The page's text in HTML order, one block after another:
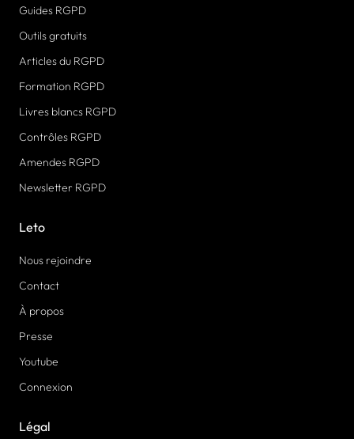
Guides RGPD
Outils gratuits
Articles du RGPD
Formation RGPD
Livres blancs RGPD
Contrôles RGPD
Amendes RGPD
Newsletter RGPD
Leto
Nous rejoindre
Contact
À propos
Presse
Youtube
Connexion
Légal